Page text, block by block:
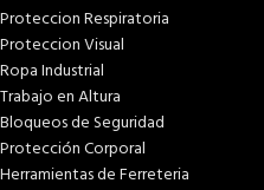
Proteccion Respiratoria
Proteccion Visual
Ropa Industrial
Trabajo en Altura
Bloqueos de Seguridad
Protección Corporal
Herramientas de Ferreteria